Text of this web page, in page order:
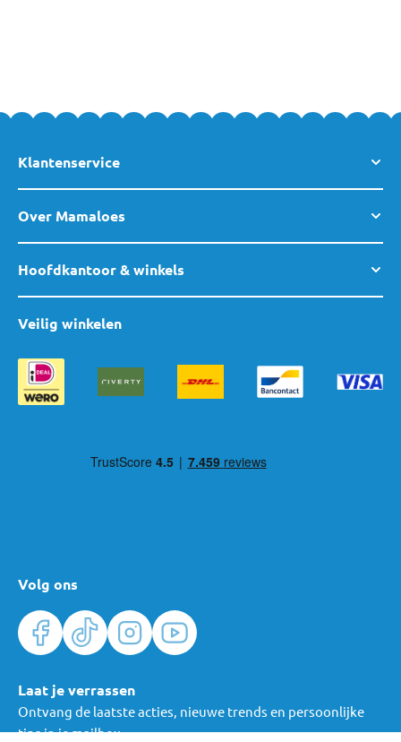
Klantenservice
Over Mamaloes
Hoofdkantoor & winkels
Volg ons
Veilig winkelen
Laat je verrassen
Ontvang de laatste acties, nieuwe trends en persoonlijke
tips in je mailbox.